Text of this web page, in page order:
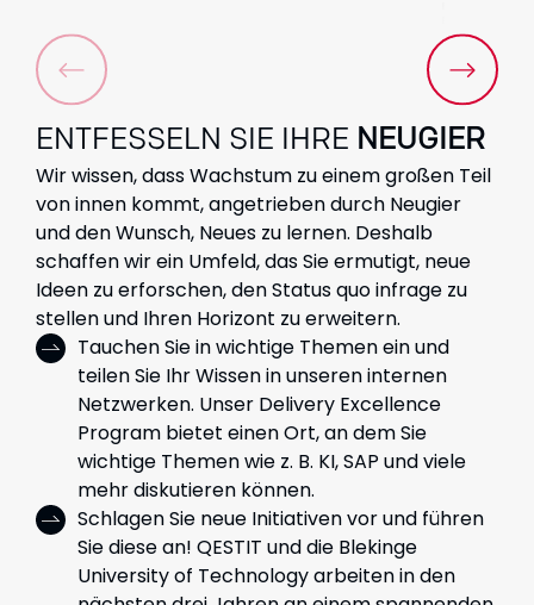
ENTFESSELN SIE IHRE NEUGIER
Wir wissen, dass Wachstum zu einem großen Teil
von innen kommt, angetrieben durch Neugier
und den Wunsch, Neues zu lernen. Deshalb
schaffen wir ein Umfeld, das Sie ermutigt, neue
Ideen zu erforschen, den Status quo infrage zu
stellen und Ihren Horizont zu erweitern.
Tauchen Sie in wichtige Themen ein und
teilen Sie Ihr Wissen in unseren internen
Netzwerken. Unser Delivery Excellence
Program bietet einen Ort, an dem Sie
wichtige Themen wie z. B. KI, SAP und viele
mehr diskutieren können.
Schlagen Sie neue Initiativen vor und führen
Sie diese an! QESTIT und die Blekinge
University of Technology arbeiten in den